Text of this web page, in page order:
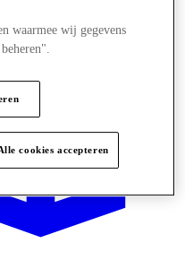
waarmee wij gegevens
cookies accepteren